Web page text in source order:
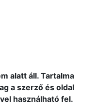
alatt áll. Tartalma
a szerző és oldal
használható fel.